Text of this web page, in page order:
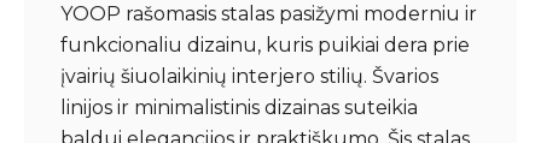
YOOP rašomasis stalas pasižymi moderniu ir
funkcionaliu dizainu, kuris puikiai dera prie
įvairių šiuolaikinių interjero stilių. Švarios
linijos ir minimalistinis dizainas suteikia